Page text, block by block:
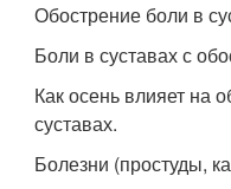
Обострение боли в
Боли в суставах с
Как осень влияет на
суставах.
Болезни (простуды,